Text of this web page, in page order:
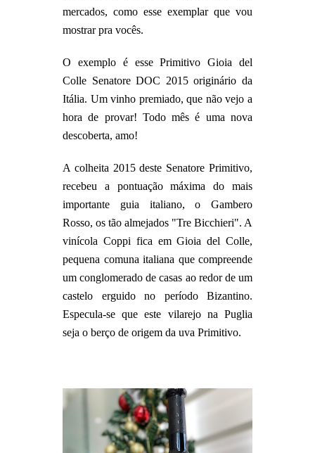
mercados, como esse exemplar que vou
mostrar pra vocês.
O exemplo é esse Primitivo Gioia del
Colle Senatore DOC 2015 originário da
Itália. Um vinho premiado, que não vejo a
hora de provar! Todo mês é uma nova
descoberta, amo!
A colheita 2015 deste Senatore Primitivo,
recebeu a pontuação máxima do mais
importante guia italiano, o Gambero
Rosso, os tão almejados "Tre Bicchieri". A
vinícola Coppi fica em Gioia del Colle,
pequena comuna italiana que compreende
um conglomerado de casas ao redor de um
castelo erguido no período Bizantino.
Especula-se que este vilarejo na Puglia
seja o berço de origem da uva Primitivo.